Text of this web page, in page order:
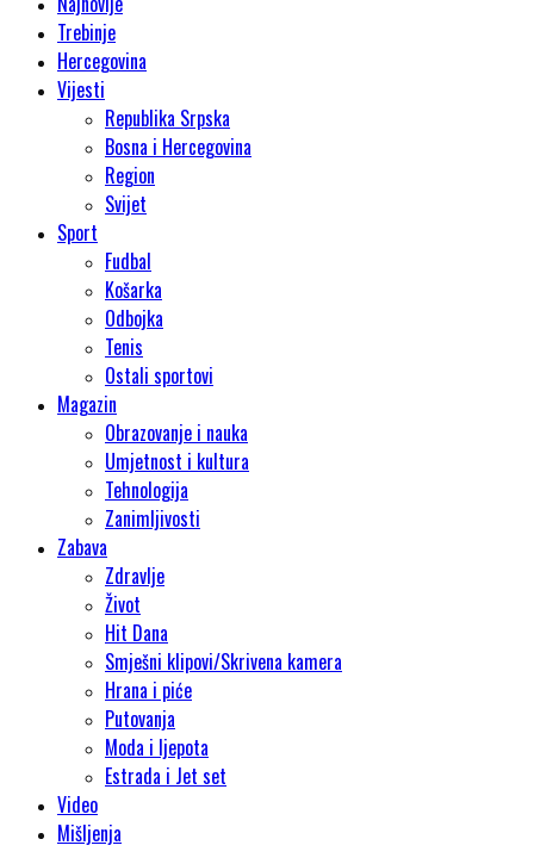
Trebinje
Hercegovina
Vijesti
Republika Srpska
Bosna i Hercegovina
Region
Svijet
Sport
Fudbal
Košarka
Odbojka
Tenis
Ostali sportovi
Magazin
Obrazovanje i nauka
Umjetnost i kultura
Tehnologija
Zanimljivosti
Zabava
Zdravlje
Život
Hit Dana
Smješni klipovi/Skrivena kamera
Hrana i piće
Putovanja
Moda i ljepota
Estrada i Jet set
Video
Mišljenja